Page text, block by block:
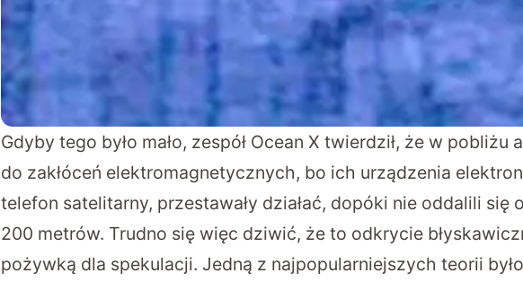
Gdyby tego było mało, zespół Ocean X twierdził, że w pobliżu
do zakłóceń elektromagnetycznych, bo ich urządzenia
telefon satelitarny, przestawały działać, dopóki nie oddalili się
200 metrów. Trudno się więc dziwić, że to odkrycie
pożywką dla spekulacji. Jedną z najpopularniejszych teorii